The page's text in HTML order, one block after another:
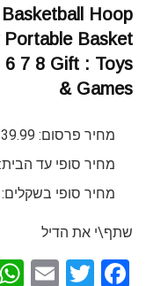
Hoop
Basket
6 7 8 Gift : Toys
& Games
מחיר פרסום: $39.99
מחיר סופי עד הבית: 29.99$
מחיר סופי בשקלים: 114₪
שתף\י את הדיל
F
T
E